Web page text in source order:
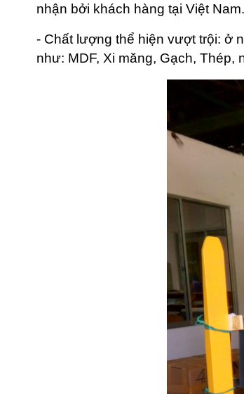
nhận bởi khách hàng tại Việt Nam.
- Chất lượng thể hiện vượt trội: ở
như: MDF, Xi măng, Gạch,